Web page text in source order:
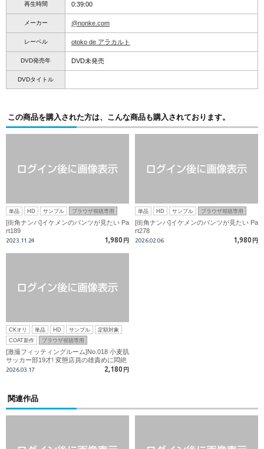
再生時間 0:39:00
メーカー @nonke.com
レーベル otoko de アラカルト
DVD発売年 DVD未発売
DVDタイトル
この商品を購入された方は、こんな商品も購入されております。
単品 HD サンプル ブラウザ視聴専用
[街角ナンパ]イケメンのパンツが見たい Pa
rt189
2023.11.24 1,980 円
単品 HD サンプル ブラウザ視聴専用
[街角ナンパ]イケメンのパンツが見たい Pa
rt278
2026.02.06 1,980 円
CKオリ 単品 HD サンプル
定額対象
COAT新作
ブラウザ視聴専用
[激撮フィッティングルーム]No.018 小麦肌
サッカー部19才! 変態店員の雄責めに悶絶
ベロキス射精!
2026.03.17 2,180 円
関連作品